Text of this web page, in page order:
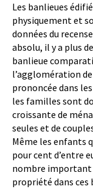
Les banlieues
physiquement et
données du
absolu, il y a plus
banlieue
l’agglomération
prononcée dans
les familles sont
croissante de
seules et de
Même les enfants
pour cent d’entre
nombre important
propriété dans ces